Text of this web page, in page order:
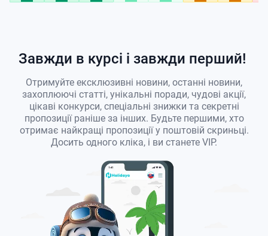
Завжди в курсі і завжди перший!
Отримуйте ексклюзивні новини, останні новини,
захоплюючі статті, унікальні поради, чудові акції,
цікаві конкурси, спеціальні знижки та секретні
пропозиції раніше за інших. Будьте першими, хто
отримає найкращі пропозиції у поштовій скриньці.
Досить одного кліка, і ви станете VIP.